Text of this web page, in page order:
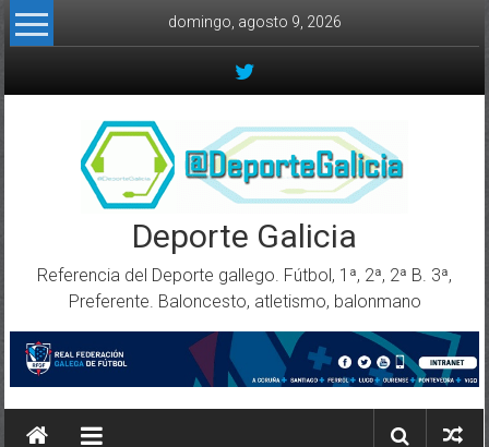
Skip to content
domingo, agosto 9, 2026
Deporte Galicia
Referencia del Deporte gallego. Fútbol, 1ª, 2ª, 2ª B. 3ª,
Preferente. Baloncesto, atletismo, balonmano